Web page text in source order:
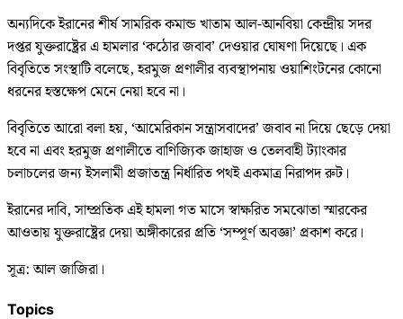
অন্যদিকে ইরানের শীর্ষ সামরিক কমান্ড খাতাম আল-আনবিয়া কেন্দ্রীয় সদর
দপ্তর যুক্তরাষ্ট্রের এ হামলার ‘কঠোর জবাব’ দেওয়ার ঘোষণা দিয়েছে। এক
বিবৃতিতে সংস্থাটি বলেছে, হরমুজ প্রণালীর ব্যবস্থাপনায় ওয়াশিংটনের কোনো
ধরনের হস্তক্ষেপ মেনে নেয়া হবে না।
বিবৃতিতে আরো বলা হয়, ‘আমেরিকান সন্ত্রাসবাদের’ জবাব না দিয়ে ছেড়ে দেয়া
হবে না এবং হরমুজ প্রণালীতে বাণিজ্যিক জাহাজ ও তেলবাহী ট্যাংকার
চলাচলের জন্য ইসলামী প্রজাতন্ত্র নির্ধারিত পথই একমাত্র নিরাপদ রুট।
ইরানের দাবি, সাম্প্রতিক এই হামলা গত মাসে স্বাক্ষরিত সমঝোতা স্মারকের
আওতায় যুক্তরাষ্ট্রের দেয়া অঙ্গীকারের প্রতি ‘সম্পূর্ণ অবজ্ঞা’ প্রকাশ করে।
সূত্র: আল জাজিরা।
Topics